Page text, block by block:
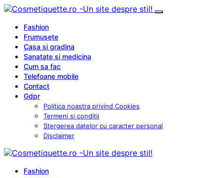
Fashion
Frumusete
Casa si gradina
Sanatate si medicina
Cum sa fac
Telefoane mobile
Contact
Gdpr
Politica noastra privind Cookies
Termeni si conditii
Stergerea datelor cu caracter personal
Disclaimer
Fashion